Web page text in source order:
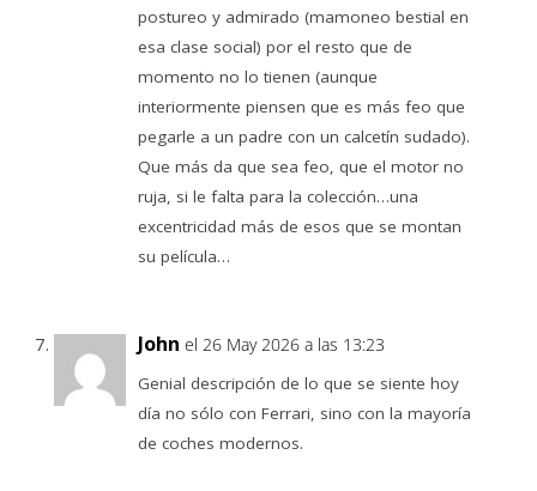
postureo y admirado (mamoneo bestial en
esa clase social) por el resto que de
momento no lo tienen (aunque
interiormente piensen que es más feo que
pegarle a un padre con un calcetín sudado).
Que más da que sea feo, que el motor no
ruja, si le falta para la colección…una
excentricidad más de esos que se montan
su película…
John el 26 May 2026 a las 13:23
Genial descripción de lo que se siente hoy
día no sólo con Ferrari, sino con la mayoría
de coches modernos.